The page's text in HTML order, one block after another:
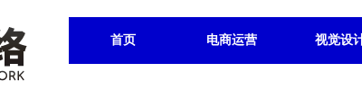
首页 电商运营 视觉设